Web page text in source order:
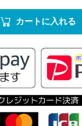
カートに入れる